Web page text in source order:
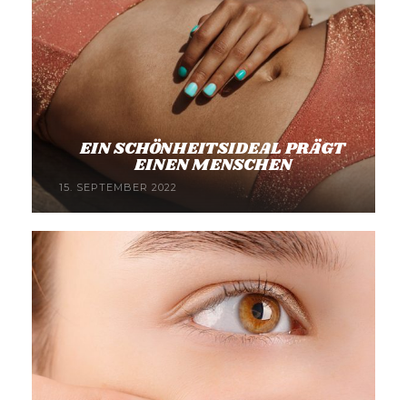
EIN SCHÖNHEITSIDEAL PRÄGT
EINEN MENSCHEN
15. SEPTEMBER 2022